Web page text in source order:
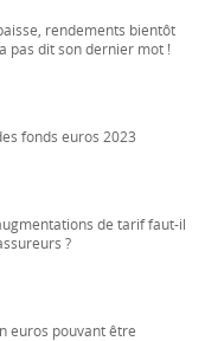
rendements bientôt
pas dit son dernier mot !
fonds euros 2023
de tarif faut-il
?
euros pouvant être